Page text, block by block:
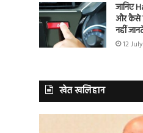
जानिए
और कैसे
नहीं
12
खेत खलिहान